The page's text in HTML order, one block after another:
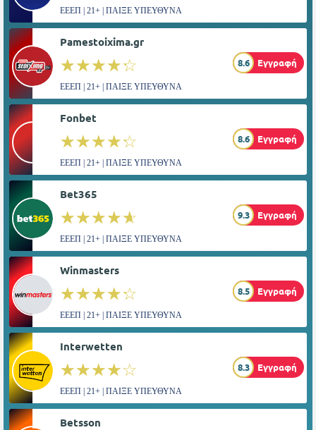
ΕΕΕΠ | 21+ | ΠΑΙΞΕ ΥΠΕΥΘΥΝΑ
Pamestoixima.gr
☆☆☆☆☆
★★★★★ 8.6 Εγγραφή
ΕΕΕΠ | 21+ | ΠΑΙΞΕ ΥΠΕΥΘΥΝΑ
Fonbet
☆☆☆☆☆
★★★★★ 8.6 Εγγραφή
ΕΕΕΠ | 21+ | ΠΑΙΞΕ ΥΠΕΥΘΥΝΑ
Bet365
☆☆☆☆☆
★★★★★ 9.3 Εγγραφή
ΕΕΕΠ | 21+ | ΠΑΙΞΕ ΥΠΕΥΘΥΝΑ
Winmasters
☆☆☆☆☆
★★★★★ 8.5 Εγγραφή
ΕΕΕΠ | 21+ | ΠΑΙΞΕ ΥΠΕΥΘΥΝΑ
Interwetten
☆☆☆☆☆
★★★★★ 8.3 Εγγραφή
ΕΕΕΠ | 21+ | ΠΑΙΞΕ ΥΠΕΥΘΥΝΑ
Betsson